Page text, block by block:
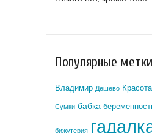
Популярные метки
Владимир Дешево Красота
Сумки бабка
бижутерия